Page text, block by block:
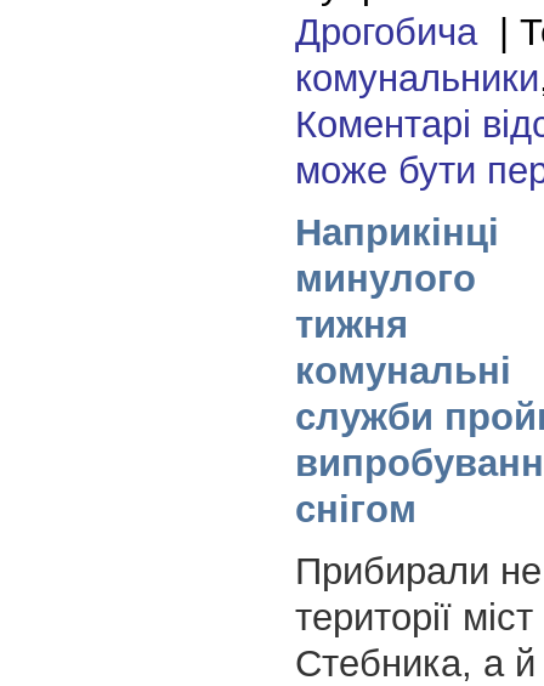
Дрогобича|
комунальники
Коментарі
може бути
Наприкінці
минулого
тижня
комунальні
служби
снігом
Прибирали
території
Стебника, а